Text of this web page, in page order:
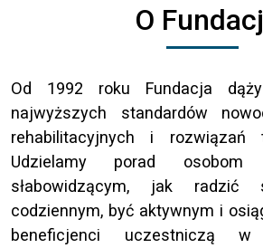
O
Od 1992 roku Fundacja
najwyższych standardów
rehabilitacyjnych i rozwiązań
Udzielamy porad osobom
słabowidzącym, jak
codziennym, być aktywnym i
beneficjenci uczestniczą w